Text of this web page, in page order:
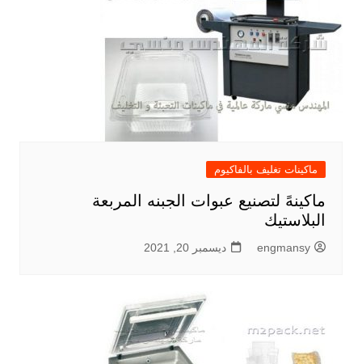
ماكينات تغليف بالفاكيوم
ماكينهً لتصنيع عبوات الجبنه المربعة
البلاستيك
engmansy ديسمبر 20, 2021